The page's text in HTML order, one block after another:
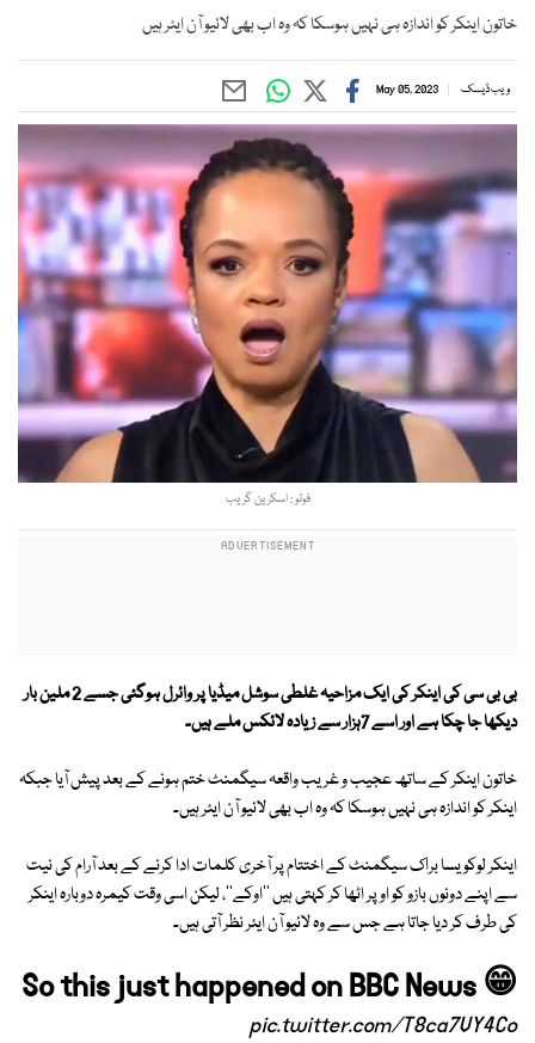
خاتون اینکر کو اندازہ ہی نہیں ہوسکا کہ وہ اب بھی لائیو آن ایئر ہیں
ویب ڈیسک May 05, 2023
فوٹو : اسکرین گریب
بی بی سی کی اینکر کی ایک مزاحیہ غلطی سوشل میڈیا پر وائرل ہوگئی جسے 2 ملین بار
دیکھا جا چکا ہے اور اسے 7ہزار سے زیادہ لائکس ملے ہیں۔
خاتون اینکر کے ساتھ عجیب و غریب واقعہ سیگمنٹ ختم ہونے کے بعد پیش آیا جبکہ
اینکر کو اندازہ ہی نہیں ہوسکا کہ وہ اب بھی لائیو آن ایئر ہیں۔
اینکر لوکویسا براک سیگمنٹ کے اختتام پر آخری کلمات ادا کرنے کے بعد آرام کی نیت
سے اپنے دونوں بازو کو اوپر اٹھا کر کہتی ہیں ''اوکے''، لیکن اسی وقت کیمرہ دوبارہ اینکر
کی طرف کر دیا جاتا ہے جس سے وہ لائیو آن ایئر نظر آتی ہیں۔
So this just happened on BBC News 😁
pic.twitter.com/T8ca7VY4Co